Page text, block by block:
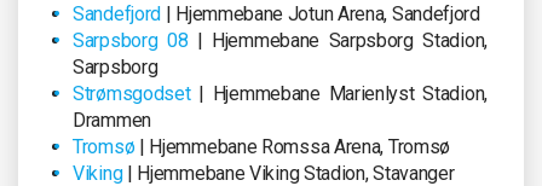
Sandefjord | Hjemmebane Jotun Arena, Sandefjord
Sarpsborg 08 | Hjemmebane Sarpsborg Stadion,
Sarpsborg
Strømsgodset| Hjemmebane Marienlyst Stadion,
Drammen
Tromsø| Hjemmebane Romssa Arena, Tromsø
Viking| Hjemmebane Viking Stadion, Stavanger